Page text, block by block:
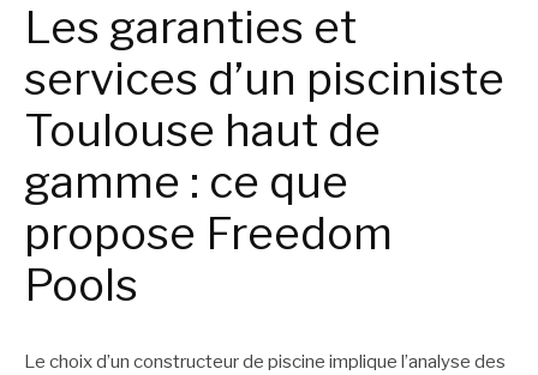
Les garanties et
services d’un pisciniste
Toulouse haut de
gamme : ce que
propose Freedom
Pools
Le choix d’un constructeur de piscine implique l’analyse des